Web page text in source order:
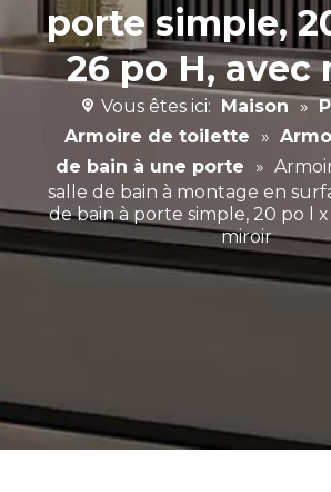
porte simple,
26 po H, avec
Vous êtes ici: Maison »
Armoire de toilette
»
de bain à une porte
»
salle de bain à montage en
de bain à porte simple, 20 po l x
miroir